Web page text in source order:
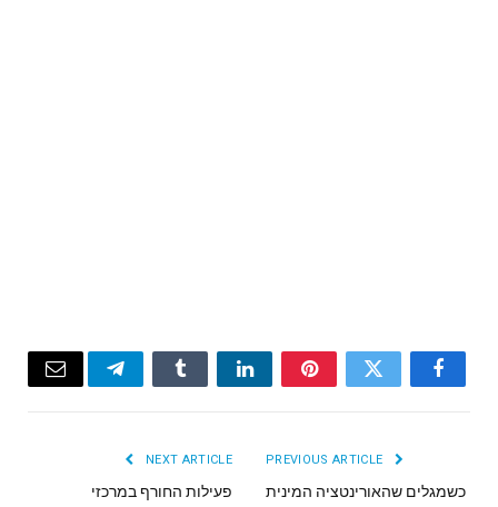
Facebook
Twitter
Pinterest
LinkedIn
Tumblr
Telegram
Email
כשמגלים שהאורינטציה המינית
NEXT ARTICLE
פעילות החורף במרכזי